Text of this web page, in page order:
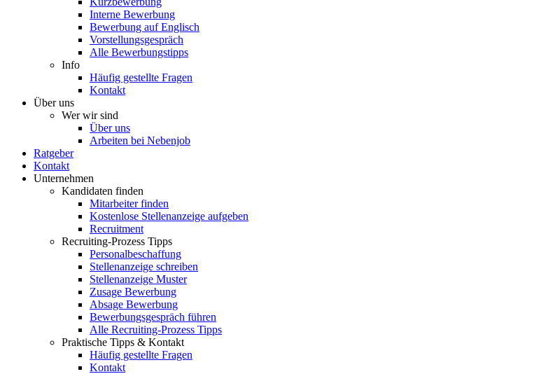
Interne Bewerbung
Bewerbung auf Englisch
Vorstellungsgespräch
Alle Bewerbungstipps
Info
Häufig gestellte Fragen
Kontakt
Über uns
Wer wir sind
Über uns
Arbeiten bei Nebenjob
Ratgeber
Kontakt
Unternehmen
Kandidaten finden
Mitarbeiter finden
Kostenlose Stellenanzeige aufgeben
Recruitment
Recruiting-Prozess Tipps
Personalbeschaffung
Stellenanzeige schreiben
Stellenanzeige Muster
Zusage Bewerbung
Absage Bewerbung
Bewerbungsgespräch führen
Alle Recruiting-Prozess Tipps
Praktische Tipps & Kontakt
Häufig gestellte Fragen
Kontakt